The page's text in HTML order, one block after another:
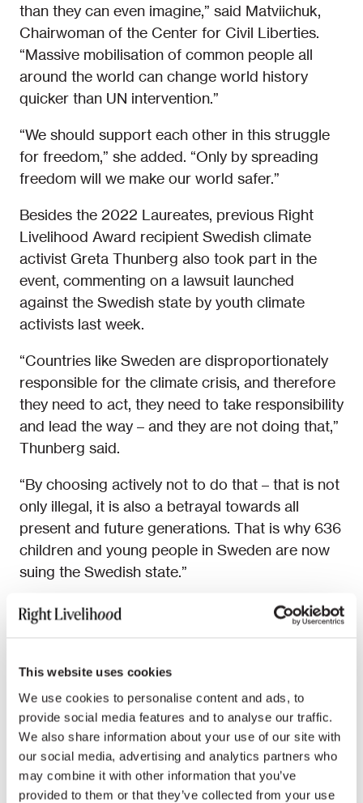
This website uses cookies
We use cookies to personalise content and ads, to
provide social media features and to analyse our traffic.
We also share information about your use of our site with
our social media, advertising and analytics partners who
may combine it with other information that you’ve
provided to them or that they’ve collected from your use
than they can even imagine,” said Matviichuk,
Chairwoman of the Center for Civil Liberties.
“Massive mobilisation of common people all
around the world can change world history
quicker than UN intervention.”
“We should support each other in this struggle
for freedom,” she added. “Only by spreading
freedom will we make our world safer.”
Besides the 2022 Laureates, previous Right
Livelihood Award recipient Swedish climate
activist Greta Thunberg also took part in the
event, commenting on a lawsuit launched
against the Swedish state by youth climate
activists last week.
“Countries like Sweden are disproportionately
responsible for the climate crisis, and therefore
they need to act, they need to take responsibility
and lead the way – and they are not doing that,”
Thunberg said.
“By choosing actively not to do that – that is not
only illegal, it is also a betrayal towards all
present and future generations. That is why 636
children and young people in Sweden are now
suing the Swedish state.”
Other previous Right Livelihood Laureates
Egyptian woman’s rights defender Mozn Hassan
rights organisation Memorial also spoke at the
event. Memorial and Matviichuk’s Center for
Civil Liberties are joint recipients of this year’s
Nobel Peace Prize.
“It’s prohibited in Russia to be against the war,”
said Memorial’s Alexandra Polivanova. “But we